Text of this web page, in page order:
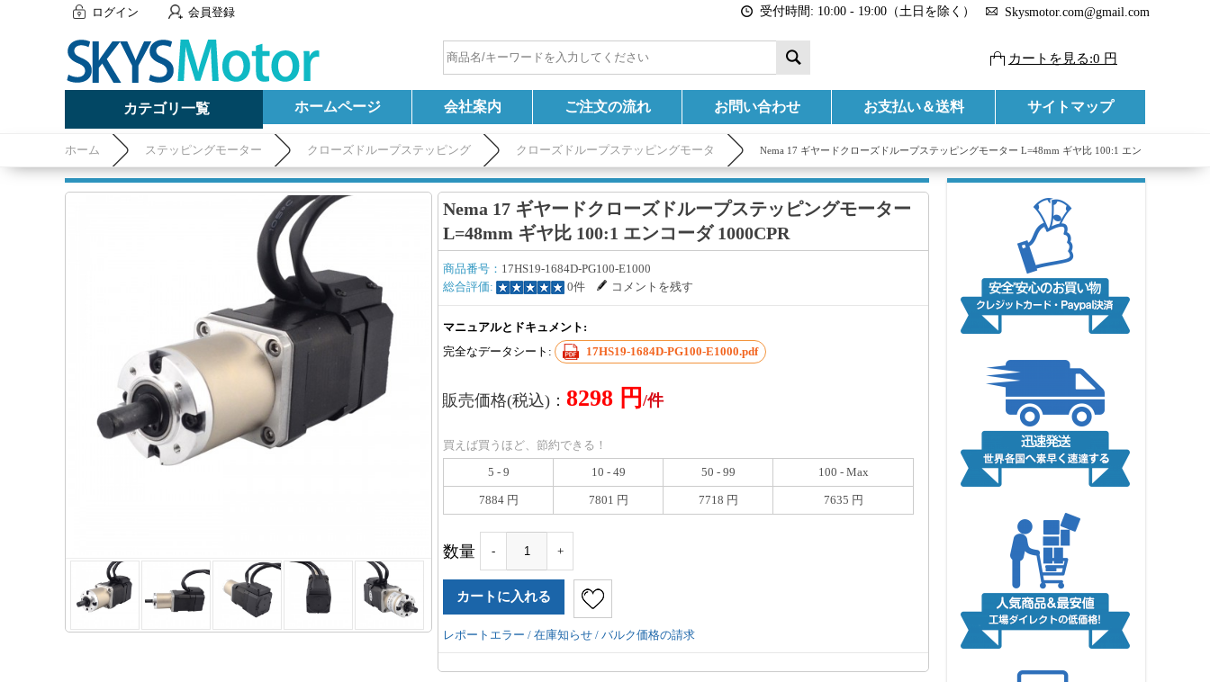
ログイン 会員登録 受付時間: 10:00 - 19:00（土日を除く） Skysmotor.com@gmail.com
カートを見る:0 円
カテゴリ一覧 ホームページ 会社案内 ご注文の流れ お問い合わせ お支払い＆送料 サイトマップ
ホーム ステッピングモーター クローズドループステッピング クローズドループステッピングモータ Nema 17 ギヤードクローズドループステッピングモーター L=48mm ギヤ比 100:1 エン
コーダ 1000CPR
Nema 17 ギヤードクローズドループステッピングモーター
L=48mm ギヤ比 100:1 エンコーダ 1000CPR
商品番号： 17HS19-1684D-PG100-E1000
総合評価:
0件 コメントを残す
マニュアルとドキュメント:
完全なデータシート:
17HS19-1684D-PG100-E1000.pdf
販売価格(税込)： 8298 円 /件
買えば買うほど、節約できる！
5 - 9
10 - 49 50 - 99 100 - Max
7884 円 7801 円 7718 円 7635 円
数量 - +
レポートエラー / 在庫知らせ / バルク価格の請求